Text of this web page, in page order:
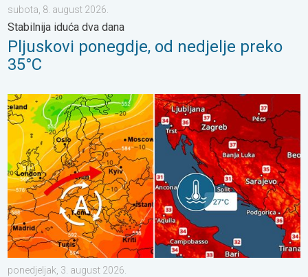
subota, 8. august 2026.
Stabilnija iduća dva dana
Pljuskovi ponegdje, od nedjelje preko
35°C
Vrlo vrući ljetni dani se nižu. Temperatura mora 27°C. . .
ponedjeljak, 3. august 2026.